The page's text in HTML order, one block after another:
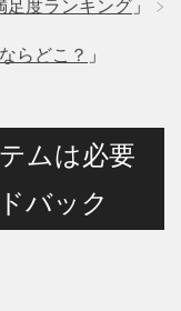
足度ランキング 」
らどこ？ 」
ムは必要
バック